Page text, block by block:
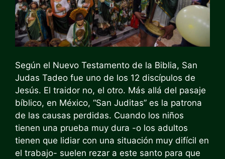
Según el Nuevo Testamento de la Biblia, San
Judas Tadeo fue uno de los 12 discípulos de
Jesús. El traidor no, el otro. Más allá del pasaje
bíblico, en México, “San Juditas” es la patrona
de las causas perdidas. Cuando los niños
tienen una prueba muy dura -o los adultos
tienen que lidiar con una situación muy difícil en
el trabajo- suelen rezar a este santo para que